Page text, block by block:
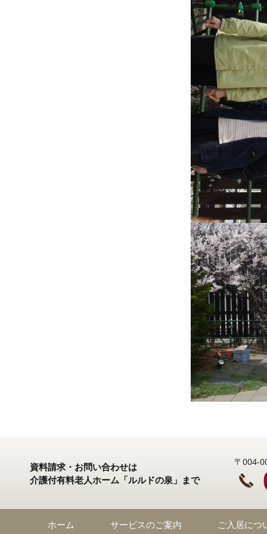
資料請求・お問い合わせは
介護付有料老人ホーム「ルルドの泉」まで
〒004-
ホーム サービスのご案内 ご入居につ